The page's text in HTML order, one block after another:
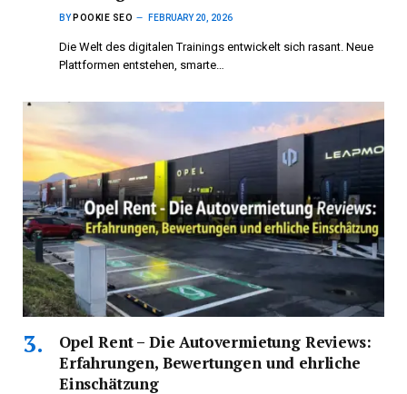
BY POOKIE SEO FEBRUARY 20, 2026
Die Welt des digitalen Trainings entwickelt sich rasant. Neue
Plattformen entstehen, smarte…
Opel Rent – Die Autovermietung Reviews:
Erfahrungen, Bewertungen und ehrliche
Einschätzung